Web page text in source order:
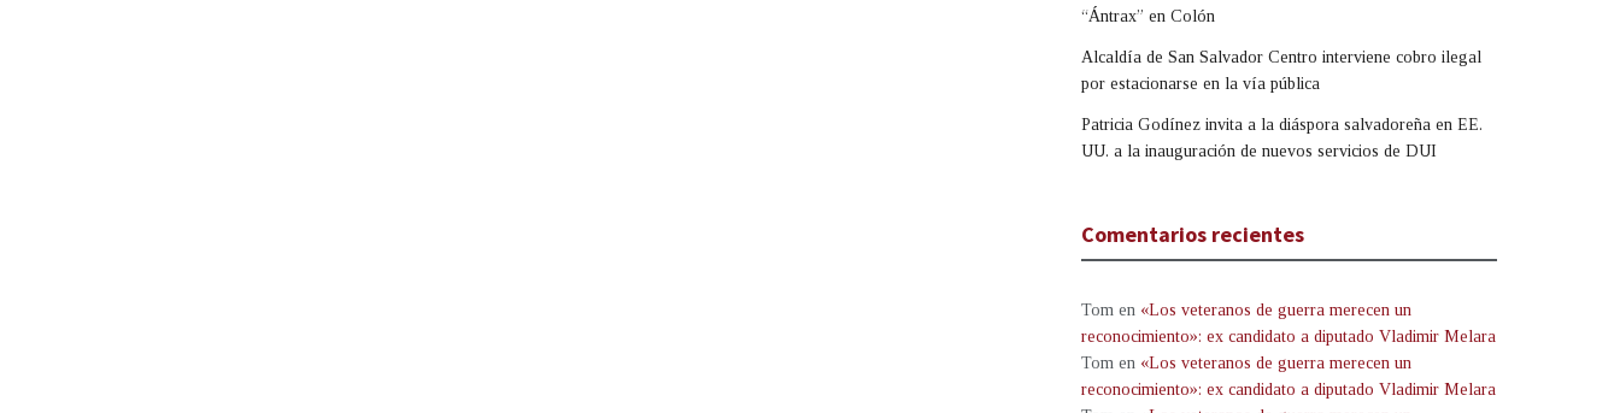
“Ántrax” en Colón
Alcaldía de San Salvador Centro interviene cobro ilegal
por estacionarse en la vía pública
Patricia Godínez invita a la diáspora salvadoreña en EE.
UU. a la inauguración de nuevos servicios de DUI
Comentarios recientes
Tom en «Los veteranos de guerra merecen un
reconocimiento»: ex candidato a diputado Vladimir Melara
Tom en «Los veteranos de guerra merecen un
reconocimiento»: ex candidato a diputado Vladimir Melara